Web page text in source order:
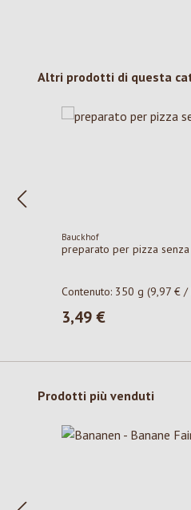
Salta la galleria dei prodotti
Altri prodotti di questa
Bauckhof
preparato per pizza
Contenuto: 350 g(9,97 € /
Prezzo normale:
3,49 €
Salta la galleria dei prodotti
Prodotti più venduti